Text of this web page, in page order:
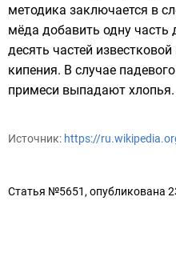
методика заключается в
мёда добавить одну часть
десять частей
кипения. В случае
примеси выпадают хлопья.
Источник: https://
Статья №5651, опубликована